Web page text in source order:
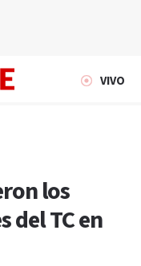
VIVO
los
del TC en